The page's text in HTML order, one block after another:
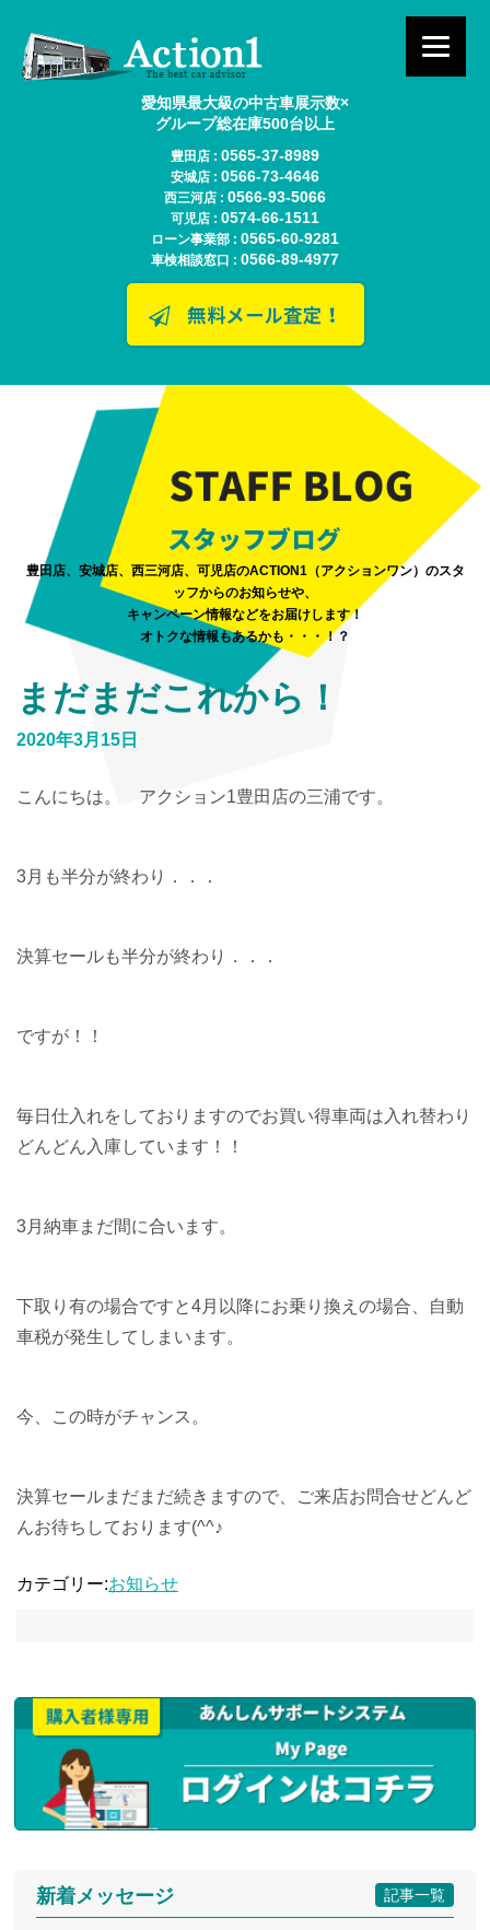
愛知県最大級の中古車展示数×
グループ総在庫500台以上
豊田店 : 0565-37-8989
安城店 : 0566-73-4646
西三河店 : 0566-93-5066
可児店 : 0574-66-1511
ローン事業部 : 0565-60-9281
車検相談窓口 : 0566-89-4977
豊田店、安城店、西三河店、可児店のACTION1（アクションワン）のスタ
ッフからのお知らせや、
キャンペーン情報などをお届けします！
オトクな情報もあるかも・・・！？
まだまだこれから！
2020年3月15日
こんにちは。 アクション1豊田店の三浦です。
3月も半分が終わり．．．
決算セールも半分が終わり．．．
ですが！！
毎日仕入れをしておりますのでお買い得車両は入れ替わり
どんどん入庫しています！！
3月納車まだ間に合います。
下取り有の場合ですと4月以降にお乗り換えの場合、自動
車税が発生してしまいます。
今、この時がチャンス。
決算セールまだまだ続きますので、ご来店お問合せどんど
んお待ちしております(^^♪
カテゴリー:お知らせ
記事一覧
新着メッセージ